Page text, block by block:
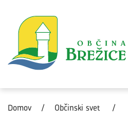
Domov / Občinski svet /